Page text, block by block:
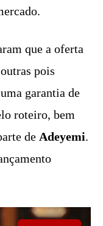
que a oferta
pois
garantia de
roteiro, bem
de Adeyemi.